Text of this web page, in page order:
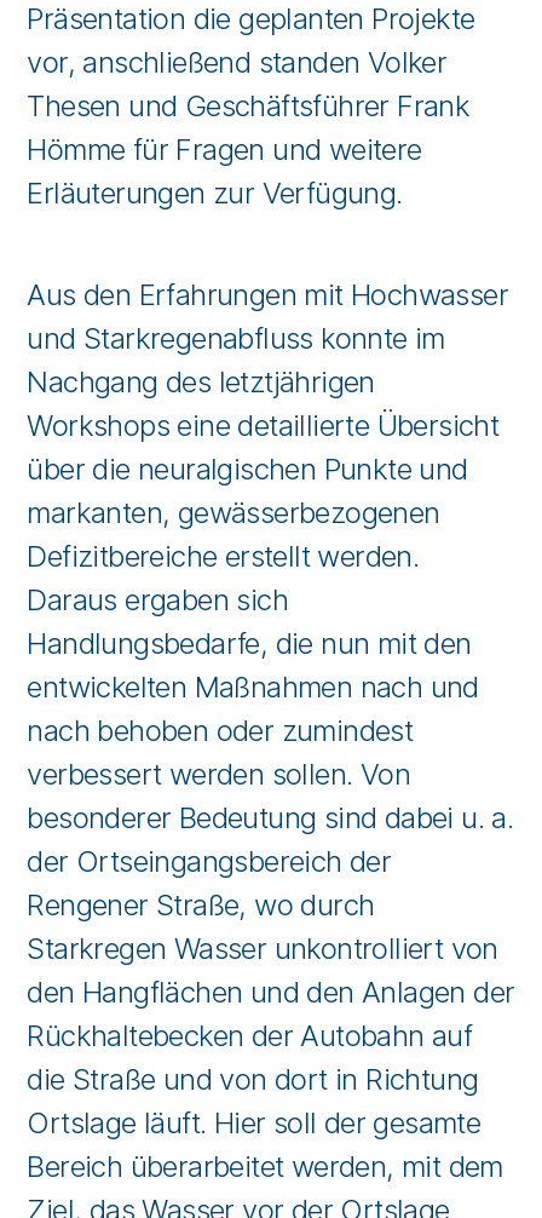
Präsentation die geplanten Projekte
vor, anschließend standen Volker
Thesen und Geschäftsführer Frank
Hömme für Fragen und weitere
Erläuterungen zur Verfügung.
Aus den Erfahrungen mit Hochwasser
und Starkregenabfluss konnte im
Nachgang des letztjährigen
Workshops eine detaillierte Übersicht
über die neuralgischen Punkte und
markanten, gewässerbezogenen
Defizitbereiche erstellt werden.
Daraus ergaben sich
Handlungsbedarfe, die nun mit den
entwickelten Maßnahmen nach und
nach behoben oder zumindest
verbessert werden sollen. Von
besonderer Bedeutung sind dabei u. a.
der Ortseingangsbereich der
Rengener Straße, wo durch
Starkregen Wasser unkontrolliert von
den Hangflächen und den Anlagen der
Rückhaltebecken der Autobahn auf
die Straße und von dort in Richtung
Ortslage läuft. Hier soll der gesamte
Bereich überarbeitet werden, mit dem
Ziel, das Wasser vor der Ortslage